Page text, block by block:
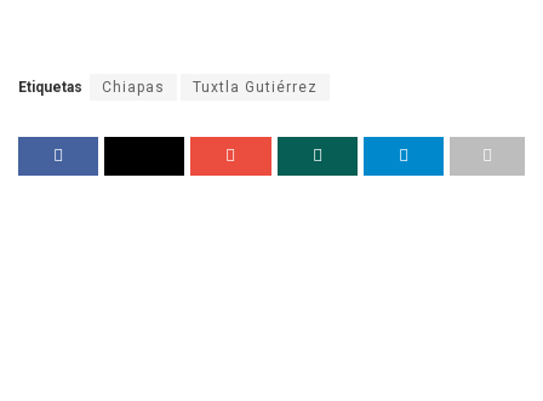
Etiquetas Chiapas Tuxtla Gutiérrez